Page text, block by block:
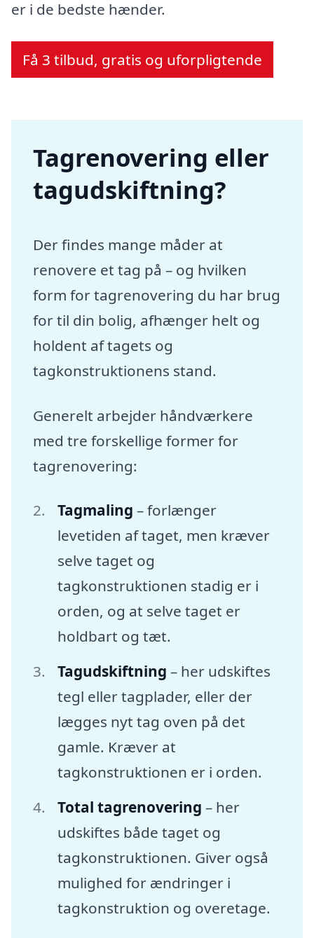
er i de bedste hænder.
Få 3 tilbud, gratis og uforpligtende
Tagrenovering eller
tagudskiftning?
Der findes mange måder at
renovere et tag på – og hvilken
form for tagrenovering du har brug
for til din bolig, afhænger helt og
holdent af tagets og
tagkonstruktionens stand.
Generelt arbejder håndværkere
med tre forskellige former for
tagrenovering:
Tagmaling – forlænger
levetiden af taget, men kræver
selve taget og
tagkonstruktionen stadig er i
orden, og at selve taget er
holdbart og tæt.
Tagudskiftning – her udskiftes
tegl eller tagplader, eller der
lægges nyt tag oven på det
gamle. Kræver at
tagkonstruktionen er i orden.
Total tagrenovering – her
udskiftes både taget og
tagkonstruktionen. Giver også
mulighed for ændringer i
tagkonstruktion og overetage.